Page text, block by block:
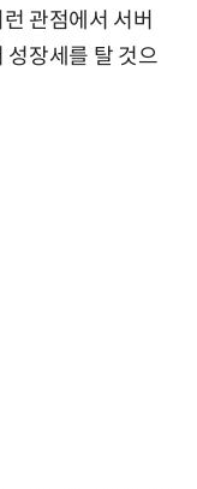
관점에서 서버
성장세를 탈 것으